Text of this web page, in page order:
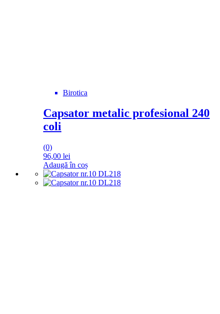
Birotica
Capsator metalic profesional 240
coli
(0)
96,00 lei
Adaugă în coș